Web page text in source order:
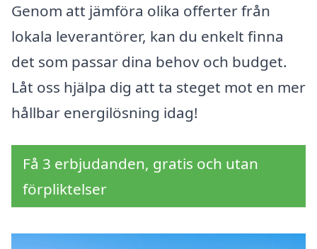
Genom att jämföra olika offerter från
lokala leverantörer, kan du enkelt finna
det som passar dina behov och budget.
Låt oss hjälpa dig att ta steget mot en mer
hållbar energilösning idag!
Få 3 erbjudanden, gratis och utan
förpliktelser